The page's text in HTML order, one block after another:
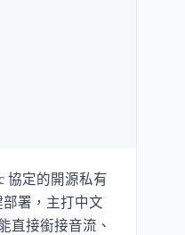
協定的開源私有
署，主打中文
直接銜接音流、